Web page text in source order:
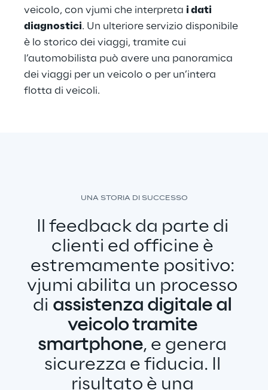
veicolo, con vjumi che interpreta i dati
diagnostici. Un ulteriore servizio disponibile
è lo storico dei viaggi, tramite cui
l’automobilista può avere una panoramica
dei viaggi per un veicolo o per un’intera
flotta di veicoli.
UNA STORIA DI SUCCESSO
Il feedback da parte di
clienti ed officine è
estremamente positivo:
vjumi abilita un processo
di assistenza digitale al
veicolo tramite
smartphone, e genera
sicurezza e fiducia. Il
risultato è una